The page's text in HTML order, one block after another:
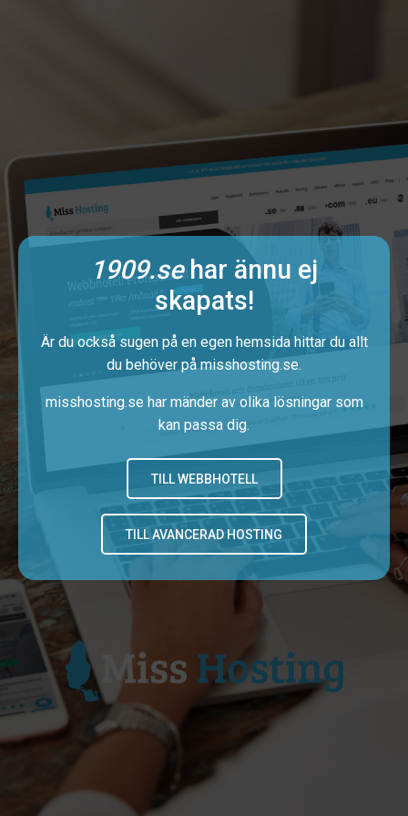
1909.sehar ännu ej
skapats!
Är du också sugen på en egen hemsida hittar du allt
du behöver påmisshosting.se.
misshosting.se har mänder av olika lösningar som
kan passa dig.
TILL WEBBHOTELL
TILL AVANCERAD HOSTING